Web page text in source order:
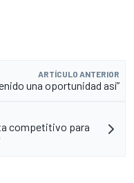
ARTÍCULO ANTERIOR
una oportunidad así”
competitivo para